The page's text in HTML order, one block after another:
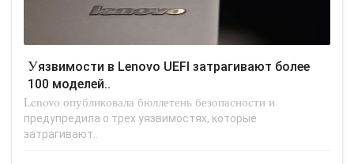
Уязвимости в Lenovo UEFI затрагивают более
100 моделей..
Lenovo опубликовала бюллетень безопасности и
предупредила о трех уязвимостях, которые
затрагивают..